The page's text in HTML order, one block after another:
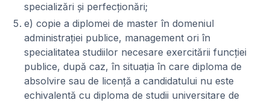
specializări şi perfecţionări;
e) copie a diplomei de master în domeniul
administraţiei publice, management ori în
specialitatea studiilor necesare exercitării funcţiei
publice, după caz, în situaţia în care diploma de
absolvire sau de licenţă a candidatului nu este
echivalentă cu diploma de studii universitare de